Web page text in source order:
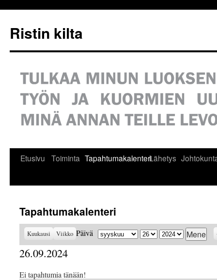
Ristin kilta
Etusivu Toiminta TapahtumakalenteriLähetys
Tapahtumakalenteri
Kuukausi Viikko Päivä Kuukausi PäiväVuosi
26.09.2024
Ei tapahtumia tänään!